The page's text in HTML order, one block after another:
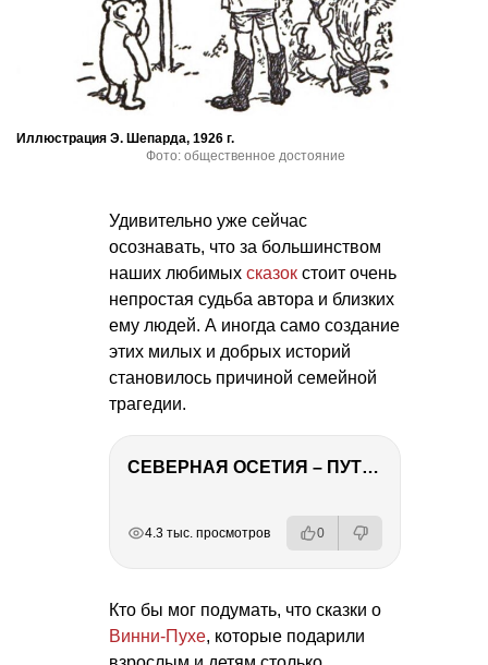
Иллюстрация Э. Шепарда, 1926 г.
Фото: общественное достояние
Удивительно уже сейчас
осознавать, что за большинством
наших любимых сказок стоит очень
непростая судьба автора и близких
ему людей. А иногда само создание
этих милых и добрых историй
становилось причиной семейной
трагедии.
СЕВЕРНАЯ ОСЕТИЯ – ПУТЕШЕСТВИЕ НА КАВКАЗ часть 4
4.3 тыс. просмотров 0
Кто бы мог подумать, что сказки о
Винни-Пухе, которые подарили